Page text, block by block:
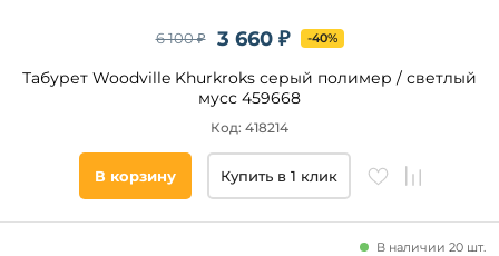
3 660 ₽
6 100 ₽ -40%
Табурет Woodville Khurkroks серый полимер / светлый
мусс 459668
Код: 418214
В корзину Купить в 1 клик
В наличии 20 шт.